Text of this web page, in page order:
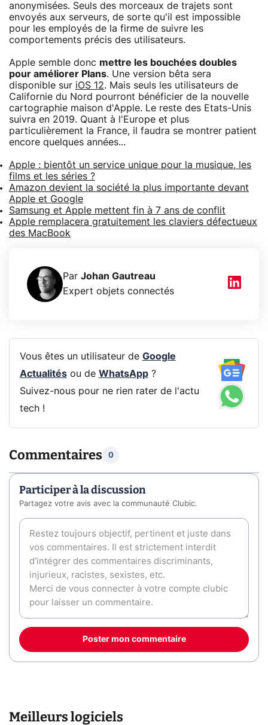
anonymisées. Seuls des morceaux de trajets sont
envoyés aux serveurs, de sorte qu'il est impossible
pour les employés de la firme de suivre les
comportements précis des utilisateurs.
Apple semble donc mettre les bouchées doubles
pour améliorer Plans. Une version bêta sera
disponible sur iOS 12. Mais seuls les utilisateurs de
Californie du Nord pourront bénéficier de la nouvelle
cartographie maison d'Apple. Le reste des Etats-Unis
suivra en 2019. Quant à l'Europe et plus
particulièrement la France, il faudra se montrer patient
encore quelques années...
Apple : bientôt un service unique pour la musique, les
films et les séries ?
Amazon devient la société la plus importante devant
Apple et Google
Samsung et Apple mettent fin à 7 ans de conflit
Apple remplacera gratuitement les claviers défectueux
des MacBook
Par Johan Gautreau
Expert objets connectés
Vous êtes un utilisateur de Google
Actualitésou de WhatsApp?
Suivez-nous pour ne rien rater de l'actu
tech !
Commentaires 0
Participer à la discussion
Partagez votre avis avec la communauté Clubic.
Poster mon commentaire
Meilleurs logiciels